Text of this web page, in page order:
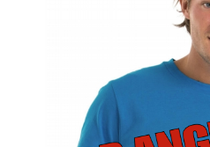
Afrika T Shirts Kaufen –
Akbash Hunde T-Shirts